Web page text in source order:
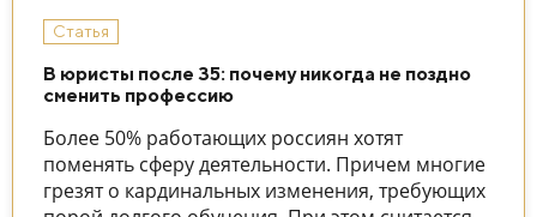
Статья
В юристы после 35: почему никогда не поздно
сменить профессию
Более 50% работающих россиян хотят
поменять сферу деятельности. Причем многие
грезят о кардинальных изменения, требующих